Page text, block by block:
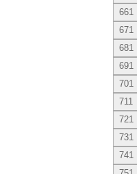
661
671
681
691
701
711
721
731
741